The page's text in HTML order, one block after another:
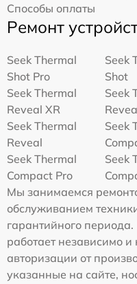
Способы оплаты
Ремонт
Seek Thermal
Shot Pro
Seek
Shot
Seek Thermal
Reveal XR
Seek
Seek Thermal
Reveal
Seek
Seek Thermal
Compact Pro
Seek
Мы занимаемся
обслуживанием
гарантийного
работает независимо
авторизации от
указанные на сайте,